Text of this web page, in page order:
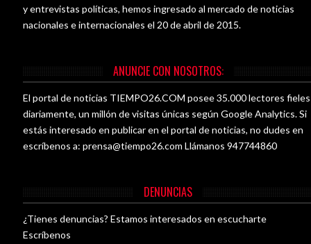
y entrevistas políticas, hemos ingresado al mercado de noticias
nacionales e internacionales el 20 de abril de 2015.
ANUNCIE CON NOSOTROS:
El portal de noticias TIEMPO26.COM posee 35.000 lectores fieles
diariamente, un millón de visitas únicas según Google Analytics. Si
estás interesado en publicar en el portal de noticias, no dudes en
escríbenos a:prensa@tiempo26.com Llámanos 947744860
DENUNCIAS
¿Tienes denuncias? Estamos interesados en escucharte
Escríbenos